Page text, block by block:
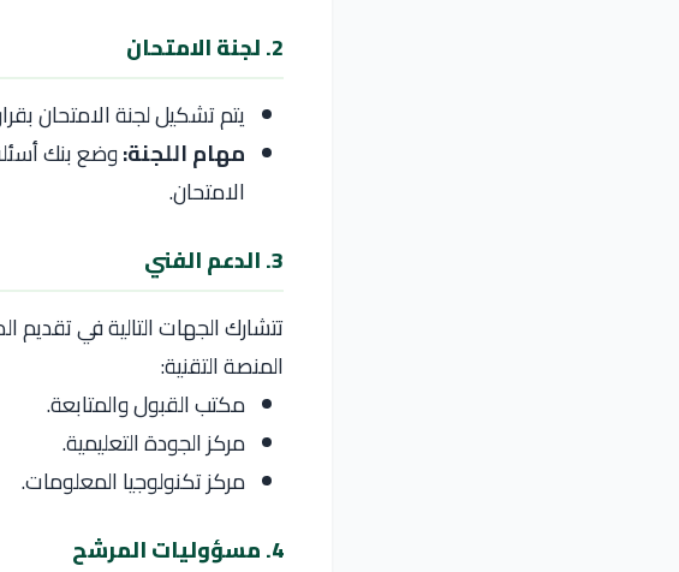
2. لجنة الامتحان
يتم تشكيل لجنة الامتحان
مهام اللجنة:وضع بنك
الامتحان.
3. الدعم الفني
تتشارك الجهات التالية في تقديم
المنصة التقنية:
مكتب القبول والمتابعة.
مركز الجودة التعليمية.
مركز تكنولوجيا المعلومات.
4. مسؤوليات المرشح